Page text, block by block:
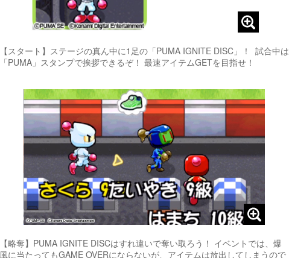
【スタート】ステージの真ん中に1足の「PUMA IGNITE DISC」！ 試合中は
「PUMA」スタンプで挨拶できるぞ！ 最速アイテムGETを目指せ！
【略奪】PUMA IGNITE DISCはすれ違いで奪い取ろう！ イベントでは、爆
風に当たってもGAME OVERにならないが、アイテムは放出してしまうので